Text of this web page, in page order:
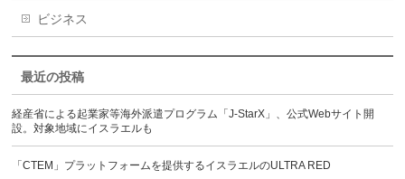
ビジネス
最近の投稿
経産省による起業家等海外派遣プログラム「J-StarX」、公式Webサイト開
設。対象地域にイスラエルも
「CTEM」プラットフォームを提供するイスラエルのULTRA RED